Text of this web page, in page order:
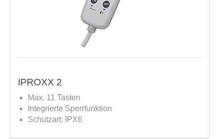
IPROXX 2
Max. 11 Tasten
Integrierte Sperrfunktion
Schutzart: IPX6